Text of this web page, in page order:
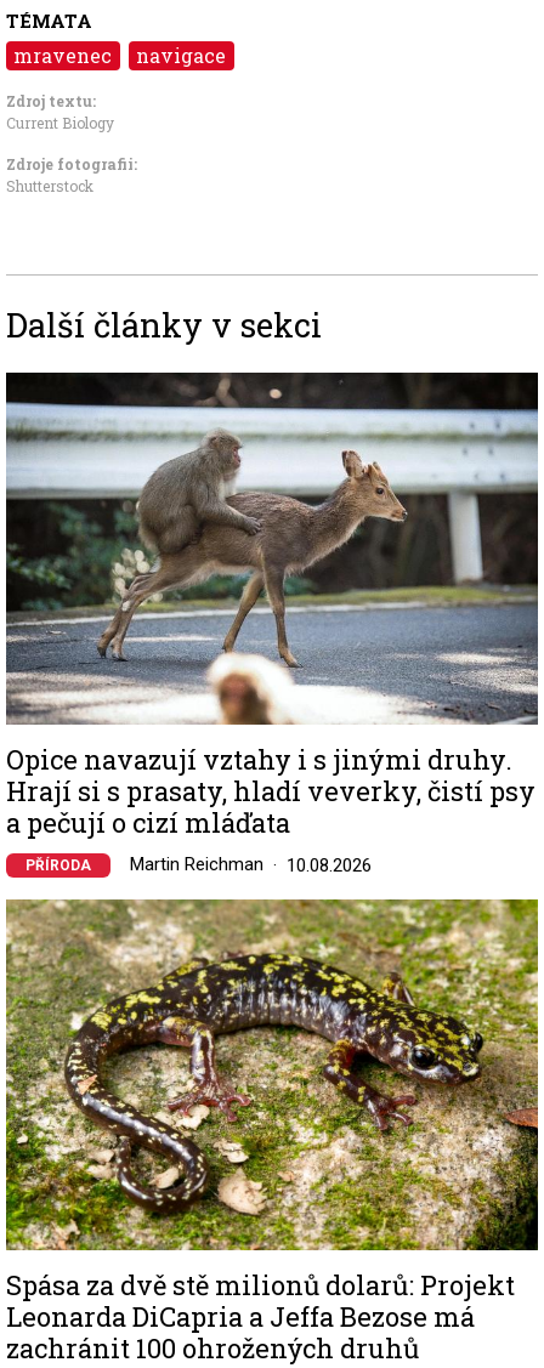
TÉMATA
mravenec navigace
Zdroj textu:
Current Biology
Zdroje fotografii:
Shutterstock
Další články v sekci
Opice navazují vztahy i s jinými druhy.
Hrají si s prasaty, hladí veverky, čistí psy
a pečují o cizí mláďata
PŘÍRODA Martin Reichman 10.08.2026
Image
Spása za dvě stě milionů dolarů: Projekt
Leonarda DiCapria a Jeffa Bezose má
zachránit 100 ohrožených druhů